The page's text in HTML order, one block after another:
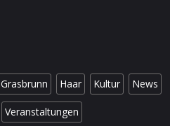
Grasbrunn Haar Kultur News
Veranstaltungen